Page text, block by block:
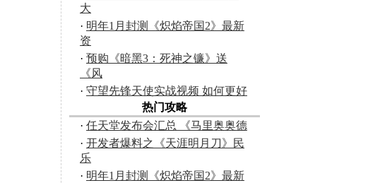
大
· 明年1月封测《炽焰帝国2》最新
资
· 预购《暗黑3：死神之镰》送
《风
· 守望先锋天使实战视频 如何更好
热门攻略
· 任天堂发布会汇总 《马里奥奥德
· 开发者爆料之《天涯明月刀》民
乐
· 明年1月封测《炽焰帝国2》最新